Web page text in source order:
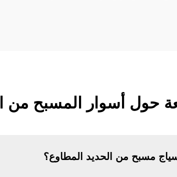
حول أسوار المسبح من
مسبح من الحديد المطاوع؟